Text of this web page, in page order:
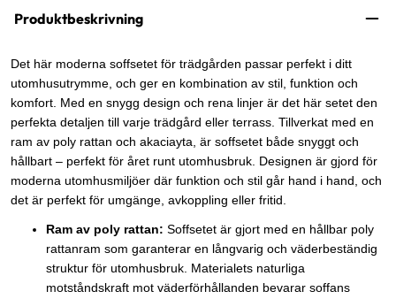
Produktbeskrivning
Det här moderna soffsetet för trädgården passar perfekt i ditt
utomhusutrymme, och ger en kombination av stil, funktion och
komfort. Med en snygg design och rena linjer är det här setet den
perfekta detaljen till varje trädgård eller terrass. Tillverkat med en
ram av poly rattan och akaciayta, är soffsetet både snyggt och
hållbart – perfekt för året runt utomhusbruk. Designen är gjord för
moderna utomhusmiljöer där funktion och stil går hand i hand, och
det är perfekt för umgänge, avkoppling eller fritid.
Ram av poly rattan: Soffsetet är gjort med en hållbar poly
rattanram som garanterar en långvarig och väderbeständig
struktur för utomhusbruk. Materialets naturliga
motståndskraft mot väderförhållanden bevarar soffans